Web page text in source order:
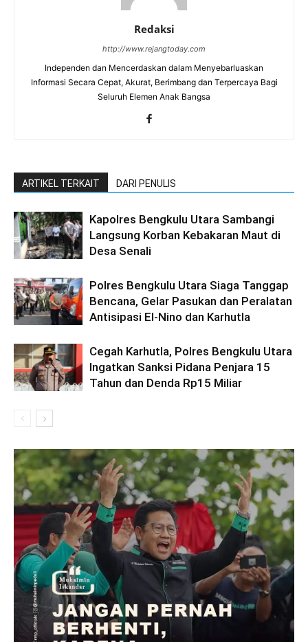
Redaksi
http://www.rejangtoday.com
Independen dan Mencerdaskan dalam Menyebarluaskan
Informasi Secara Cepat, Akurat, Berimbang dan Terpercaya Bagi
Seluruh Elemen Anak Bangsa
ARTIKEL TERKAIT DARI PENULIS
Kapolres Bengkulu Utara Sambangi
Langsung Korban Kebakaran Maut di
Desa Senali
Polres Bengkulu Utara Siaga Tanggap
Bencana, Gelar Pasukan dan Peralatan
Antisipasi El-Nino dan Karhutla
Cegah Karhutla, Polres Bengkulu Utara
Ingatkan Sanksi Pidana Penjara 15
Tahun dan Denda Rp15 Miliar